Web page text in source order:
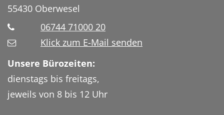
55430 Oberwesel
06744 71000 20
Klick zum E-Mail senden
Unsere Bürozeiten:
dienstags bis freitags,
jeweils von 8 bis 12 Uhr